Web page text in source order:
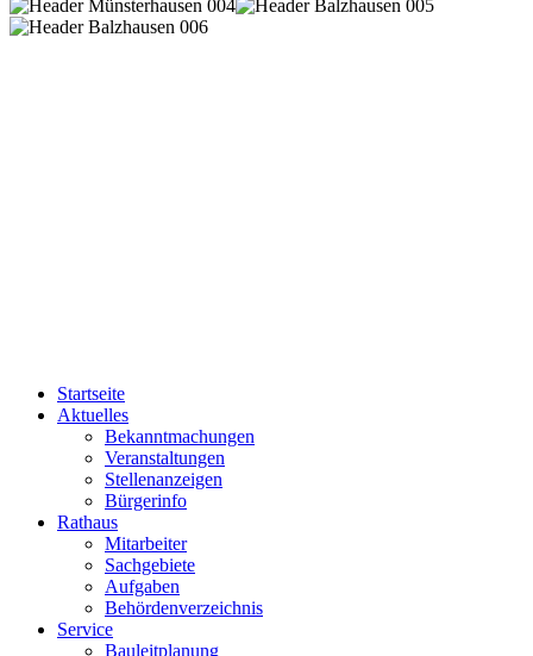
Startseite
Aktuelles
Bekanntmachungen
Veranstaltungen
Stellenanzeigen
Bürgerinfo
Rathaus
Mitarbeiter
Sachgebiete
Aufgaben
Behördenverzeichnis
Service
Bauleitplanung